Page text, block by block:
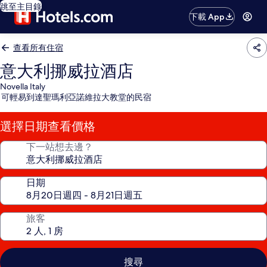
跳至主目錄
下載 App
查看所有住宿
意大利挪威拉酒店
Novella Italy
可輕易到達聖瑪利亞諾維拉大教堂的民宿
選擇日期查看價格
下一站想去邊？
日期
旅客
搜尋